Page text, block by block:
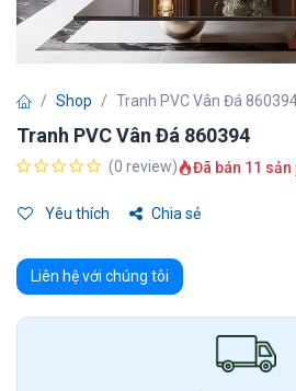
Shop Tranh PVC Vân Đá
Tranh PVC Vân Đá 860394
(0 review) Đã bán 11
Yêu thích Chia sẻ
Liên hệ với chúng tôi